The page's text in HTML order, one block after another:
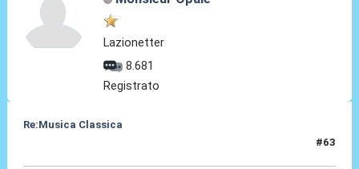
Lazionetter
8.681
Registrato
Re:Musica Classica
#63